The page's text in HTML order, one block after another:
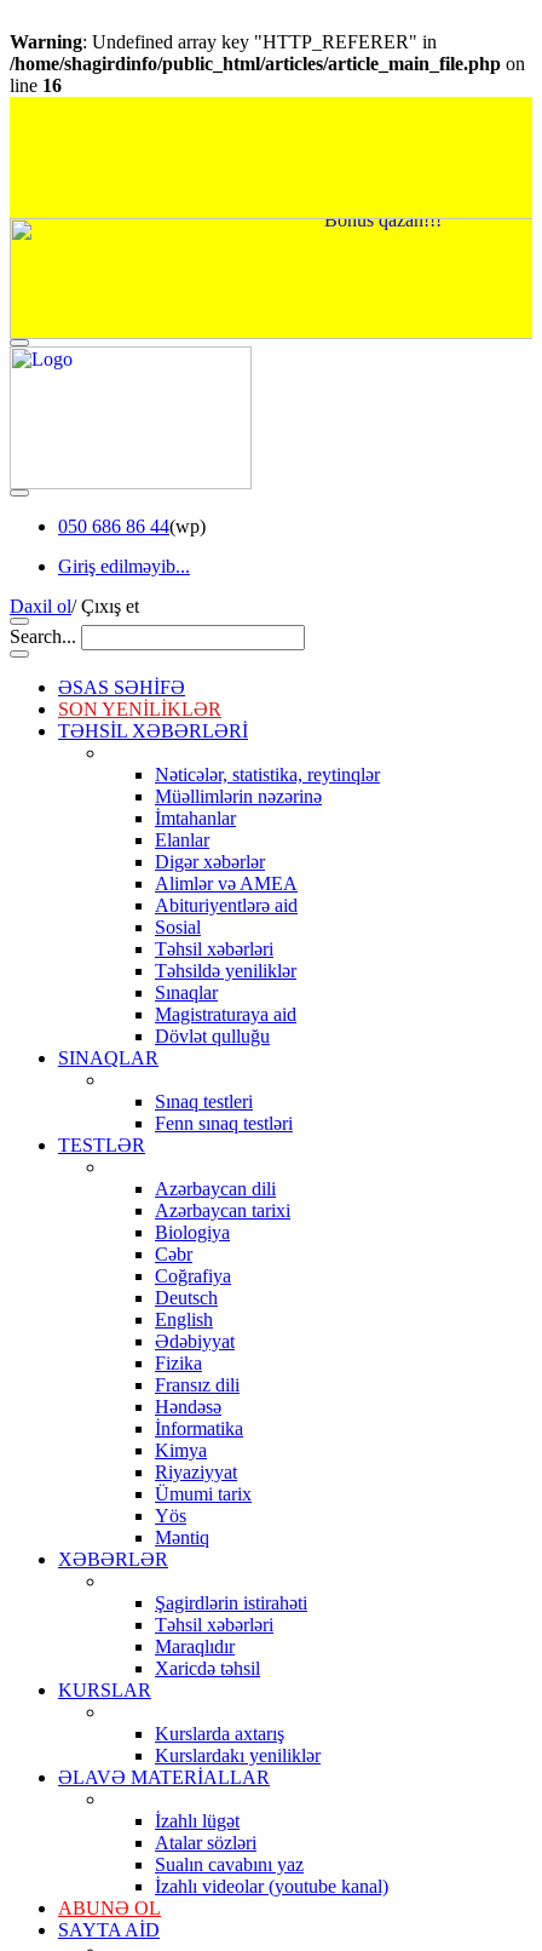
Warning: Undefined array key "HTTP_REFERER" in
/home/shagirdinfo/public_html/articles/article_main_file.php on
line 16
050 686 86 44(wp)
Giriş edilməyib...
Daxil ol/Çıxış et
Search...
ƏSAS SƏHİFƏ
SON YENİLİKLƏR
TƏHSİL XƏBƏRLƏRİ
Nəticələr, statistika, reytinqlər
Müəllimlərin nəzərinə
İmtahanlar
Elanlar
Digər xəbərlər
Alimlər və AMEA
Abituriyentlərə aid
Sosial
Təhsil xəbərləri
Təhsildə yeniliklər
Sınaqlar
Magistraturaya aid
Dövlət qulluğu
SINAQLAR
Sınaq testleri
Fenn sınaq testləri
TESTLƏR
Azərbaycan dili
Azərbaycan tarixi
Biologiya
Cəbr
Coğrafiya
Deutsch
English
Ədəbiyyat
Fizika
Fransız dili
Həndəsə
İnformatika
Kimya
Riyaziyyat
Ümumi tarix
Yös
Məntiq
XƏBƏRLƏR
Şagirdlərin istirahəti
Təhsil xəbərləri
Maraqlıdır
Xaricdə təhsil
KURSLAR
Kurslarda axtarış
Kurslardakı yeniliklər
ƏLAVƏ MATERİALLAR
İzahlı lügət
Atalar sözləri
Sualın cavabını yaz
İzahlı videolar (youtube kanal)
ABUNƏ OL
SAYTA AİD